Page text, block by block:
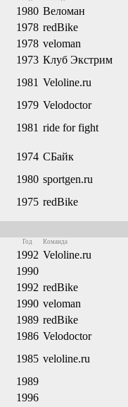
1980 Веломан
1978 redBike
1978 veloman
1973 Клуб Экстрим
1981 Veloline.ru
1979 Velodoctor
1981 ride for fight
1974 СБайк
1980 sportgen.ru
1975 redBike
Год Команда
1992 Veloline.ru
1990
1992 redBike
1990 veloman
1989 redBike
1986 Velodoctor
1985 veloline.ru
1989
1996